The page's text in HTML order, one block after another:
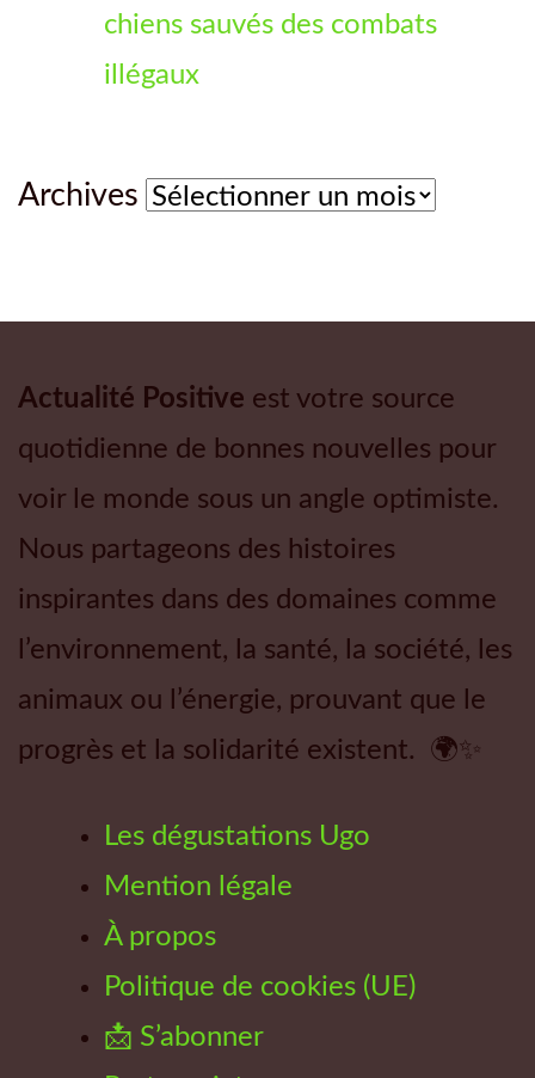
chiens sauvés des combats
illégaux
Archives Archives
Actualité Positive est votre source
quotidienne de bonnes nouvelles pour
voir le monde sous un angle optimiste.
Nous partageons des histoires
inspirantes dans des domaines comme
l’environnement, la santé, la société, les
animaux ou l’énergie, prouvant que le
progrès et la solidarité existent. 🌍✨
Les dégustations Ugo
Mention légale
À propos
Politique de cookies (UE)
📩 S’abonner